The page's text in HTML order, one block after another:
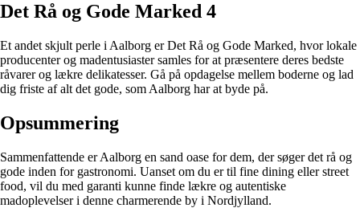
Det Rå og Gode Marked 4
Et andet skjult perle i Aalborg er Det Rå og Gode Marked, hvor lokale
producenter og madentusiaster samles for at præsentere deres bedste
råvarer og lækre delikatesser. Gå på opdagelse mellem boderne og lad
dig friste af alt det gode, som Aalborg har at byde på.
Opsummering
Sammenfattende er Aalborg en sand oase for dem, der søger det rå og
gode inden for gastronomi. Uanset om du er til fine dining eller street
food, vil du med garanti kunne finde lækre og autentiske
madoplevelser i denne charmerende by i Nordjylland.